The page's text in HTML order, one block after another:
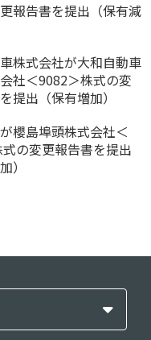
報告書を提出（保有減
株式会社が大和自動車
社＜9082＞株式の変
提出（保有増加）
櫻島埠頭株式会社＜
の変更報告書を提出
）